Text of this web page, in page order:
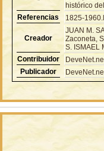
histórico
Referencias
1825-
Creador
JUAN M.
Zaconeta,
S. ISMAEL
Contribuidor
Publicador